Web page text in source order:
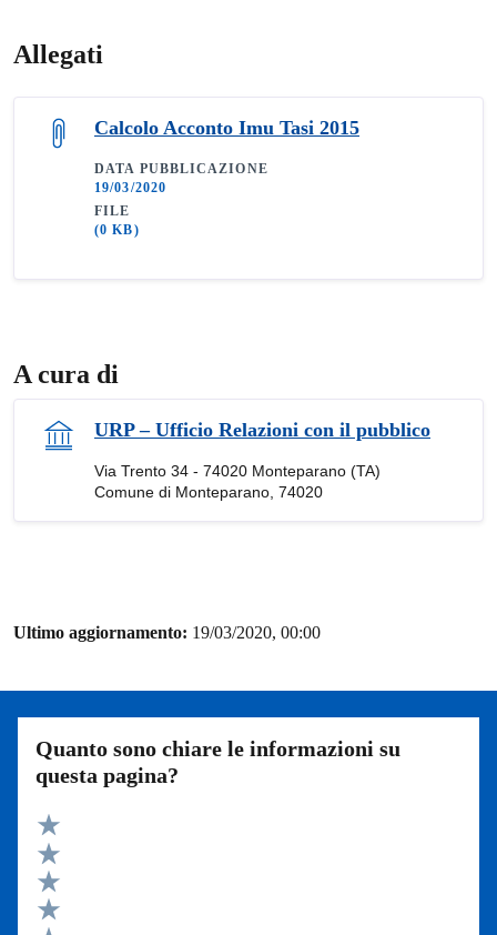
Allegati
Calcolo Acconto Imu Tasi 2015
DATA PUBBLICAZIONE
19/03/2020
FILE
(0 KB)
A cura di
URP – Ufficio Relazioni con il pubblico
Via Trento 34 - 74020 Monteparano (TA)
Comune di Monteparano, 74020
Ultimo aggiornamento: 19/03/2020, 00:00
Quanto sono chiare le informazioni su
questa pagina?
Valuta 5 stelle su 5
Valuta 4 stelle su 5
Valuta 3 stelle su 5